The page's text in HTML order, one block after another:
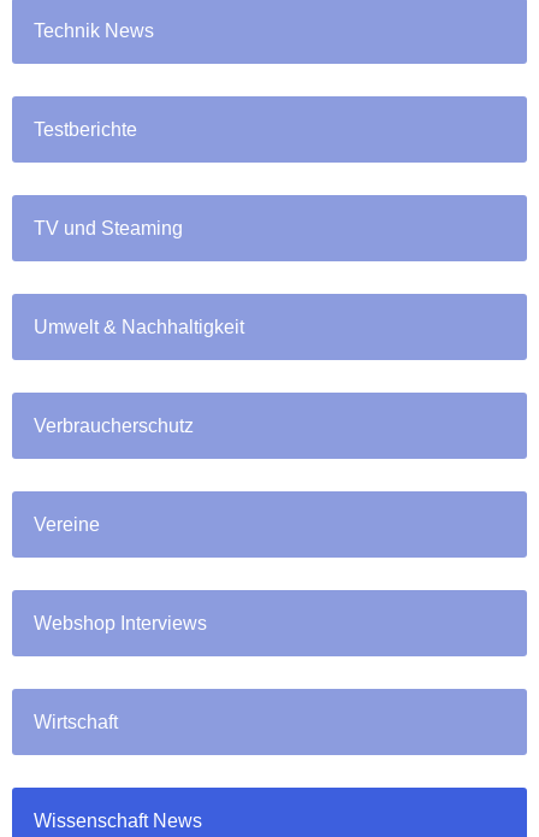
Technik News
Testberichte
TV und Steaming
Umwelt & Nachhaltigkeit
Verbraucherschutz
Vereine
Webshop Interviews
Wirtschaft
Wissenschaft News